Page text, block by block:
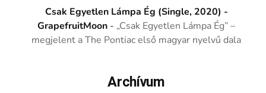
Csak Egyetlen Lámpa Ég (Single, 2020) -
GrapefruitMoon - „Csak Egyetlen Lámpa Ég” –
megjelent a The Pontiac első magyar nyelvű dala
Archívum